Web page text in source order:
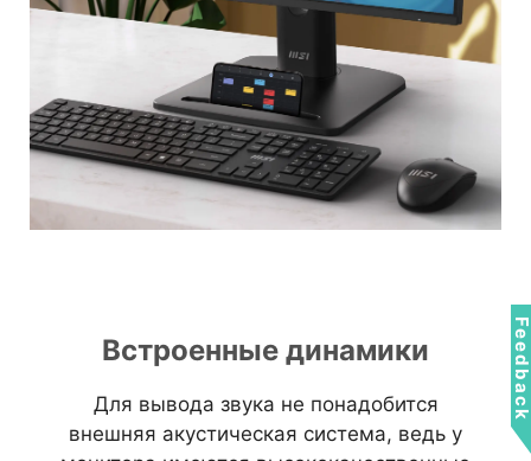
Встроенные динамики
Для вывода звука не понадобится
внешняя акустическая система, ведь у